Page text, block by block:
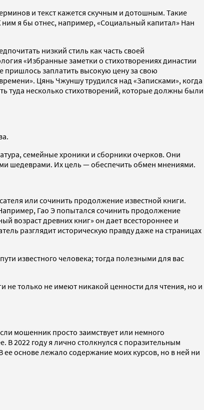
и текст кажется скучным и дотошным. Такие
я бы отнес, например, «Социальный капитал» Нан
низкий стиль как часть своей
«Избранные заметки о стихотворениях династии
пришлось заплатить высокую цену за свою
Цянь Чжуншу трудился над «Записками», когда
туда несколько стихотворений, которые должны были
семейные хроники и сборники очерков. Они
шедеврами. Их цель — обеспечить обмен мнениями.
или сочинить продолжение известной книги.
Гао Э попытался сочинить продолжение
возраст древних книг» он дает всестороннее и
разглядит историческую правду даже на страницах
известного человека; тогда полезными для вас
не только не имеют никакой ценности для чтения, но и
мошенник просто заимствует или немного
2022 году я лично столкнулся с поразительным
ее основе лежало содержание моих курсов, но в ней ни